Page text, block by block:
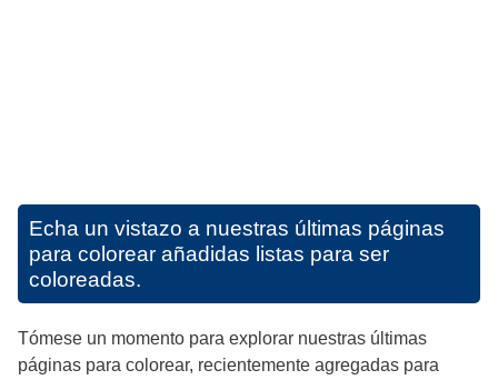
Echa un vistazo a nuestras últimas páginas
para colorear añadidas listas para ser
coloreadas.
Tómese un momento para explorar nuestras últimas
páginas para colorear, recientemente agregadas para